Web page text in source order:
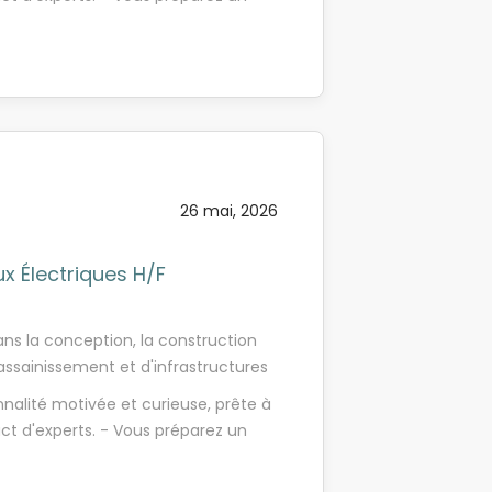
fiables et respectueuses
de son activité, SADE
Électriques en alternance
techniques - Intervenir sur des
-...
en extérieur - Vous faites preuve
à la sécurité - Vous avez un
Vous êtes curieux(se) et avez
26 mai, 2026
Électriques H/F
la conception, la construction
et d'infrastructures
de proposer aux
pour la gestion des
fiables et respectueuses
de son activité, SADE
motivée et curieuse, prête à
d'experts. - Vous préparez un
en extérieur - Vous faites preuve